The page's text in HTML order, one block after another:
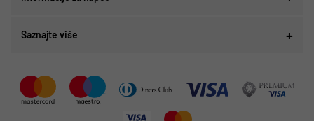
Saznajte više